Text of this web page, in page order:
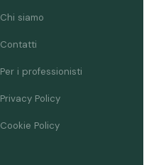
Chi siamo
Contatti
Per i professionisti
Privacy Policy
Cookie Policy